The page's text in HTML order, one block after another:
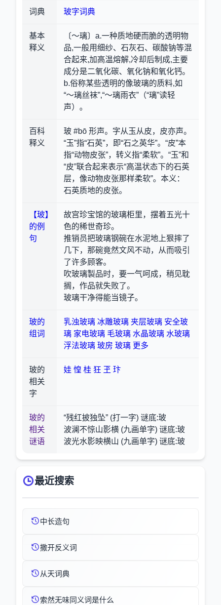
词典 玻字词典
基本
释义
〔～璃〕a.一种质地硬而脆的透明物
品,一般用细纱、石灰石、碳酸钠等混
合起来,加高温熔解,冷却后制成,主要
成分是二氧化碳、氧化钠和氧化钙。
b.俗称某些透明的像玻璃的质料,如
“～璃丝袜”,“～璃雨衣”（“璃”读轻
声）。
百科
释义
玻 #bō 形声。字从玉从皮，皮亦声。
“玉”指“石英”，即“石之英华”。“皮”本
指“动物皮张”，转义指“柔软”。“玉”和
“皮”联合起来表示“高温状态下的石英
层，像动物皮张那样柔软”。本义：
石英质地的皮张。
【玻】
的例
句
故宫珍宝馆的玻璃柜里，摆着五光十
色的稀世奇珍。
推销员把玻璃钢碗在水泥地上狠摔了
几下，那碗竟然文风不动，从而吸引
了许多顾客。
吹玻璃製品时，要一气呵成，稍见耽
搁，作品就失败了。
玻璃干净得能当镜子。
玻的
组词
乳浊玻璃 冰雕玻璃 夹层玻璃 安全玻
璃 家电玻璃 毛玻璃 水晶玻璃 水玻璃
浮法玻璃 玻房 玻璃 更多
玻的
相关
字
娃 惶 桂 狂 玊 玣
玻的
相关
谜语
“残红披独坠” (打一字) 谜底:玻
波澜不惊山影横 (九画单字) 谜底:玻
波光水影映横山 (九画单字) 谜底:玻
最近搜索
中长造句
撒开反义词
从天词典
索然无味同义词是什么